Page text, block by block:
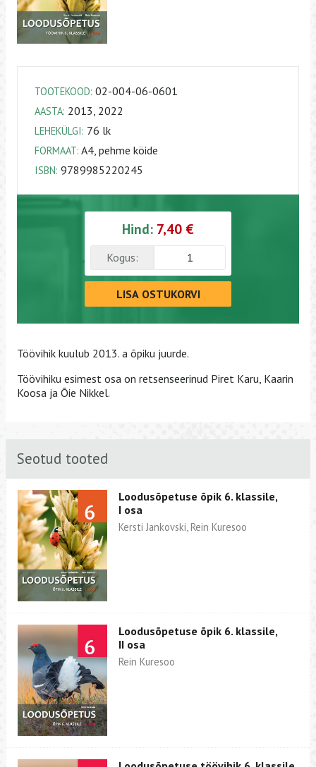
TOOTEKOOD: 02-004-06-0601
AASTA: 2013, 2022
LEHEKÜLGI: 76 lk
FORMAAT: A4, pehme köide
ISBN: 9789985220245
Hind: 7,40 €
Kogus:
LISA OSTUKORVI
Töövihik kuulub 2013. a õpiku juurde.
Töövihiku esimest osa on retsenseerinud Piret Karu, Kaarin
Koosa ja Õie Nikkel.
Seotud tooted
Loodusõpetuse õpik 6. klassile,
I osa
Kersti Jankovski, Rein Kuresoo
Loodusõpetuse õpik 6. klassile,
II osa
Rein Kuresoo